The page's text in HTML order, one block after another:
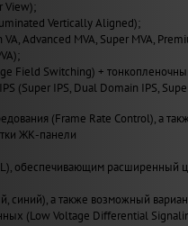
View);
Vertically Aligned);
Advanced MVA, Super MVA,
Field Switching) +
(Super IPS, Dual Domain IPS,
(Frame Rate Control), а
ЖК-панели
обеспечивающим расширенный
синий), а также возможный
(Low Voltage Differential